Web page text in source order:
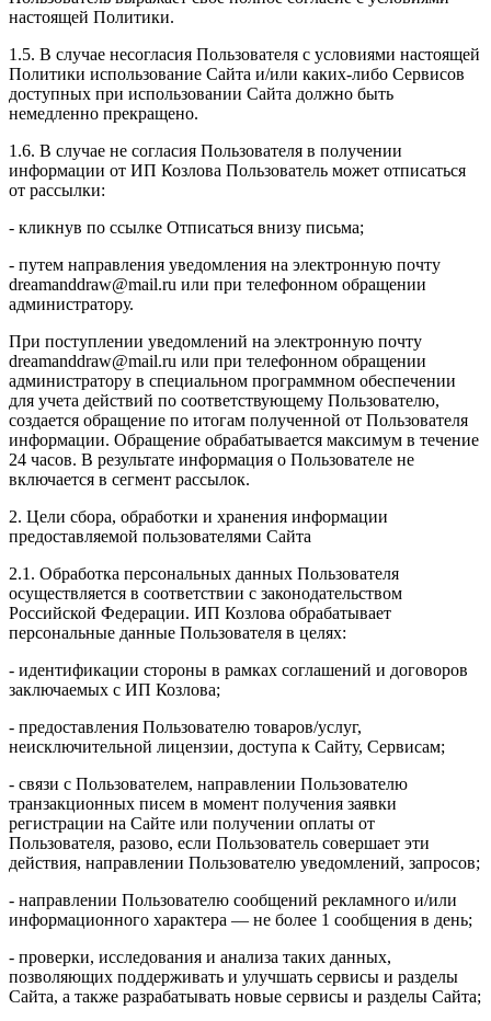
настоящей Политики.
1.5. В случае несогласия Пользователя с условиями настоящей
Политики использование Сайта и/или каких-либо Сервисов
доступных при использовании Сайта должно быть
немедленно прекращено.
1.6. В случае не согласия Пользователя в получении
информации от ИП Козлова Пользователь может отписаться
от рассылки:
- кликнув по ссылке Отписаться внизу письма;
- путем направления уведомления на электронную почту
dreamanddraw@mail.ru или при телефонном обращении
администратору.
При поступлении уведомлений на электронную почту
dreamanddraw@mail.ru или при телефонном обращении
администратору в специальном программном обеспечении
для учета действий по соответствующему Пользователю,
создается обращение по итогам полученной от Пользователя
информации. Обращение обрабатывается максимум в течение
24 часов. В результате информация о Пользователе не
включается в сегмент рассылок.
2. Цели сбора, обработки и хранения информации
предоставляемой пользователями Сайта
2.1. Обработка персональных данных Пользователя
осуществляется в соответствии с законодательством
Российской Федерации. ИП Козловa обрабатывает
персональные данные Пользователя в целях:
- идентификации стороны в рамках соглашений и договоров
заключаемых с ИП Козлова;
- предоставления Пользователю товаров/услуг,
неисключительной лицензии, доступа к Сайту, Сервисам;
- связи с Пользователем, направлении Пользователю
транзакционных писем в момент получения заявки
регистрации на Сайте или получении оплаты от
Пользователя, разово, если Пользователь совершает эти
действия, направлении Пользователю уведомлений, запросов;
- направлении Пользователю сообщений рекламного и/или
информационного характера — не более 1 сообщения в день;
- проверки, исследования и анализа таких данных,
позволяющих поддерживать и улучшать сервисы и разделы
Сайта, а также разрабатывать новые сервисы и разделы Сайта;